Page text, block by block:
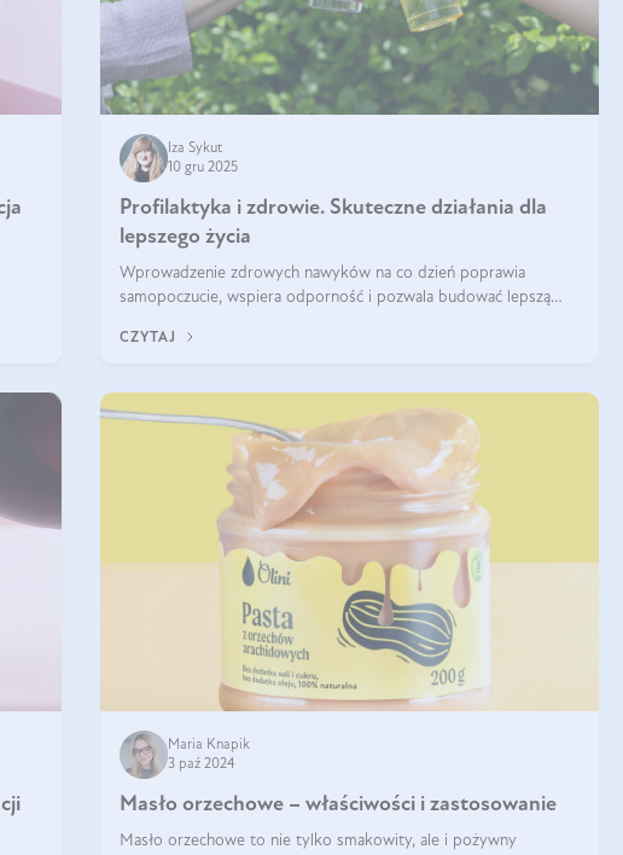
Iza Sykut
10 gru 2025
Profilaktyka i zdrowie. Skuteczne działania dla
lepszego życia
Wprowadzenie zdrowych nawyków na co dzień poprawia
samopoczucie, wspiera odporność i pozwala budować lepszą
CZYTAJ
Maria Knapik
3 paź 2024
Masło orzechowe – właściwości i zastosowanie
Masło orzechowe to nie tylko smakowity, ale i pożywny